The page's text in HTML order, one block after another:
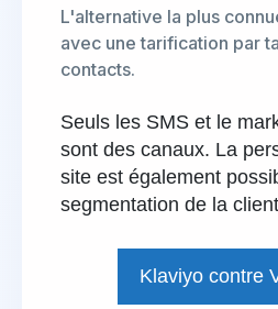
L'alternative la plus
avec une tarification par
contacts.
Seuls les SMS et le
sont des canaux. La
site est également
segmentation de la
Klaviyo contre